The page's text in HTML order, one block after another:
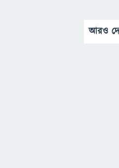
আরও